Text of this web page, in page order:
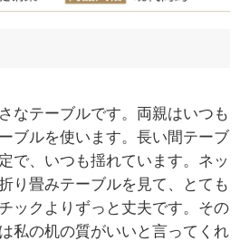
なテーブルです。両親はいつも
ブルを使います。長い間テーブ
で、いつも揺れています。ネッ
り畳みテーブルを見て、とても
ックよりずっと丈夫です。その
私の机の質がいいと言ってくれ